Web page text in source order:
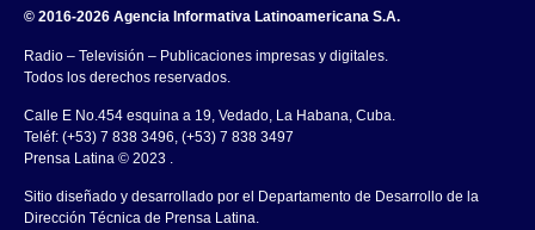
© 2016-2026 Agencia Informativa Latinoamericana S.A.
Radio – Televisión – Publicaciones impresas y digitales.
Todos los derechos reservados.
Calle E No.454 esquina a 19, Vedado, La Habana, Cuba.
Teléf: (+53) 7 838 3496, (+53) 7 838 3497
Prensa Latina © 2023 .
Sitio diseñado y desarrollado por el Departamento de Desarrollo de la
Dirección Técnica de Prensa Latina.